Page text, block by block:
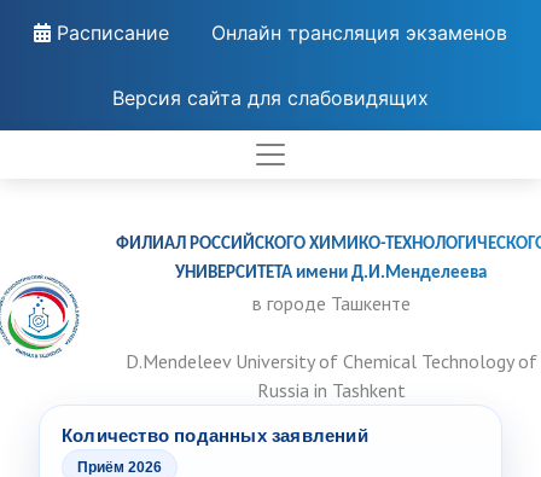
Расписание Онлайн трансляция экзаменов
Версия сайта для слабовидящих
ФИЛИАЛ РОССИЙСКОГО ХИМИКО-
УНИВЕРСИТЕТА имени Д.И.Менделеева
в городе Ташкенте
D.Mendeleev University of Chemical Technology of
Russia in Tashkent
Количество поданных заявлений
Приём 2026